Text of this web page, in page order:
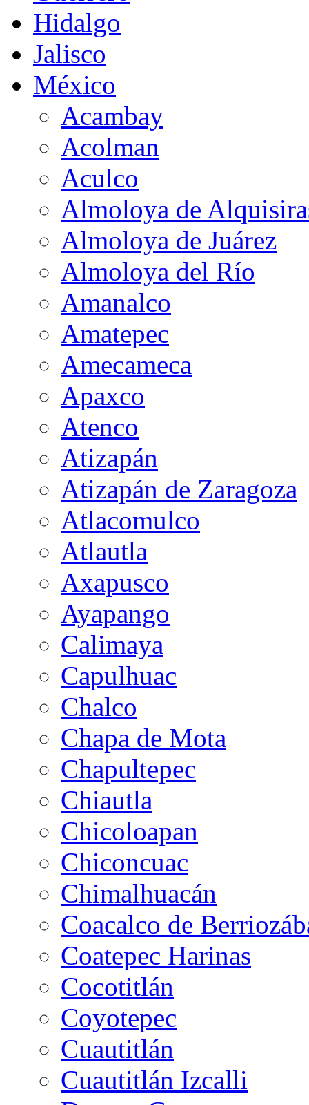
Hidalgo
Jalisco
México
Acambay
Acolman
Aculco
Almoloya de
Almoloya de Juárez
Almoloya del Río
Amanalco
Amatepec
Amecameca
Apaxco
Atenco
Atizapán
Atizapán de Zaragoza
Atlacomulco
Atlautla
Axapusco
Ayapango
Calimaya
Capulhuac
Chalco
Chapa de Mota
Chapultepec
Chiautla
Chicoloapan
Chiconcuac
Chimalhuacán
Coacalco de
Coatepec Harinas
Cocotitlán
Coyotepec
Cuautitlán
Cuautitlán Izcalli